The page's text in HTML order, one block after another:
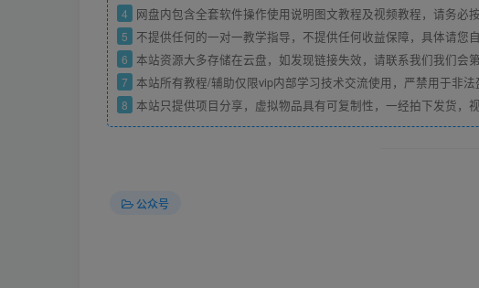
4 网盘内包含全套软件操作使用说明图文教程及视频教程，请务必
5 不提供任何的一对一教学指导，不提供任何收益保障，具体请您
6 本站资源大多存储在云盘，如发现链接失效，请联系我们我们会第
7 本站所有教程/辅助仅限vip内部学习技术交流使用，严禁用于非
8 本站只提供项目分享，虚拟物品具有可复制性，一经拍下发货，
公众号